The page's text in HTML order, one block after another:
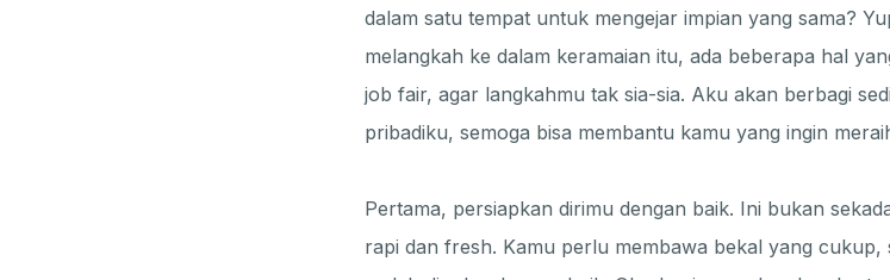
dalam satu tempat untuk mengejar impian yang sama?
melangkah ke dalam keramaian itu, ada beberapa hal
job fair, agar langkahmu tak sia-sia. Aku akan berbagi
pribadiku, semoga bisa membantu kamu yang ingin
Pertama, persiapkan dirimu dengan baik. Ini bukan
rapi dan fresh. Kamu perlu membawa bekal yang cukup,